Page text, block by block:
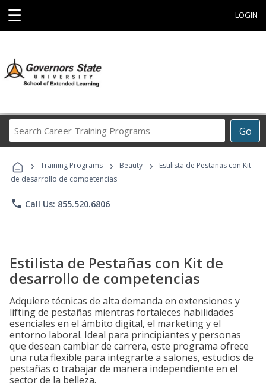
☰ LOGIN
Go
Career
Programs
› Training Programs › Beauty ›
Estilista de Pestañas con Kit
de desarrollo de competencias
phone Call Us: 855.520.6806
Estilista de Pestañas con Kit de
desarrollo de competencias
Adquiere técnicas de alta demanda en extensiones y
lifting de pestañas mientras fortaleces habilidades
esenciales en el ámbito digital, el marketing y el
entorno laboral. Ideal para principiantes y personas
que desean cambiar de carrera, este programa ofrece
una ruta flexible para integrarte a salones, estudios de
pestañas o trabajar de manera independiente en el
sector de la belleza.